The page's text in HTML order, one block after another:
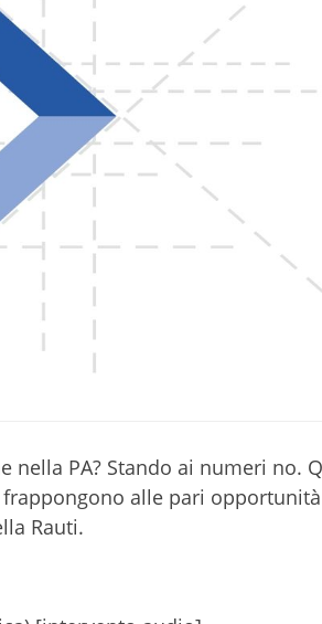
PA? Stando ai numeri no.
alle pari
Rauti.